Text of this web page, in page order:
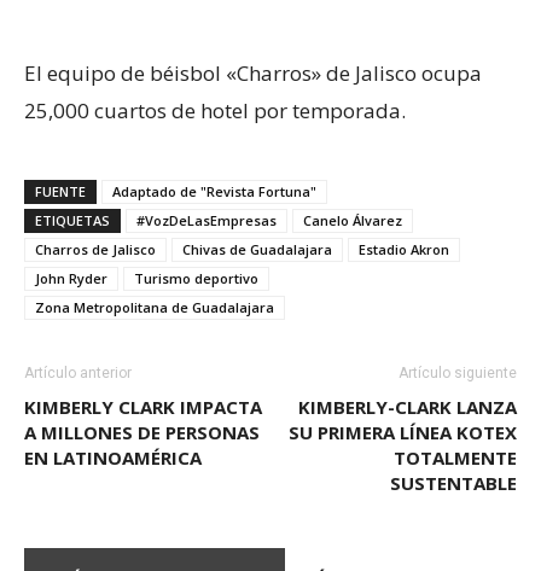
El equipo de béisbol «Charros» de Jalisco ocupa
25,000 cuartos de hotel por temporada.
FUENTE
Adaptado de "Revista Fortuna"
ETIQUETAS
#VozDeLasEmpresas
Canelo Álvarez
Charros de Jalisco
Chivas de Guadalajara
Estadio Akron
John Ryder
Turismo deportivo
Zona Metropolitana de Guadalajara
Artículo anterior
KIMBERLY CLARK IMPACTA
A MILLONES DE PERSONAS
EN LATINOAMÉRICA
Artículo siguiente
KIMBERLY-CLARK LANZA
SU PRIMERA LÍNEA KOTEX
TOTALMENTE
SUSTENTABLE